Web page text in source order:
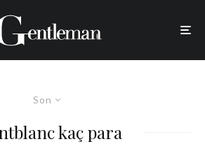
Son
kaç para